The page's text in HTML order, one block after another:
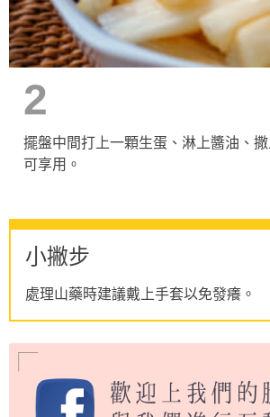
2
擺盤中間打上一顆生蛋、淋上醬油、
可享用。
小撇步
處理山藥時建議戴上手套以免發癢。